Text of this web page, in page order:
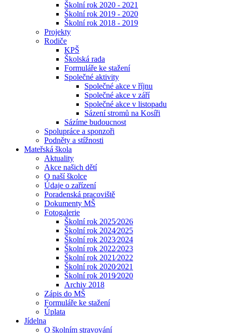
Školní rok 2020 - 2021
Školní rok 2019 - 2020
Školní rok 2018 - 2019
Projekty
Rodiče
KPŠ
Školská rada
Formuláře ke stažení
Společné aktivity
Společné akce v říjnu
Společné akce v září
Společné akce v listopadu
Sázení stromů na Kosíři
Sázíme budoucnost
Spolupráce a sponzoři
Podněty a stížnosti
Mateřská škola
Aktuality
Akce našich dětí
O naší školce
Údaje o zařízení
Poradenská pracoviště
Dokumenty MŠ
Fotogalerie
Školní rok 2025⁄2026
Školní rok 2024⁄2025
Školní rok 2023⁄2024
Školní rok 2022⁄2023
Školní rok 2021⁄2022
Školní rok 2020⁄2021
Školní rok 2019⁄2020
Archiv 2018
Zápis do MŠ
Formuláře ke stažení
Úplata
Jídelna
O školním stravování